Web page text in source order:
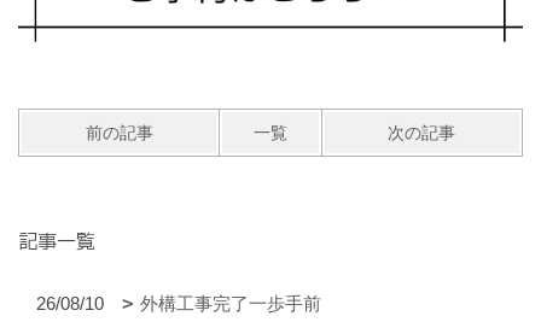
前の記事 一覧 次の記事
記事一覧
26/08/10 外構工事完了一歩手前